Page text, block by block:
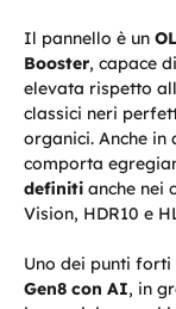
Il pannello è un
Booster, capace
elevata rispetto
classici neri
organici. Anche in
comporta
definiti anche nei
Vision, HDR10 e
Uno dei punti
Gen8 con AI, in